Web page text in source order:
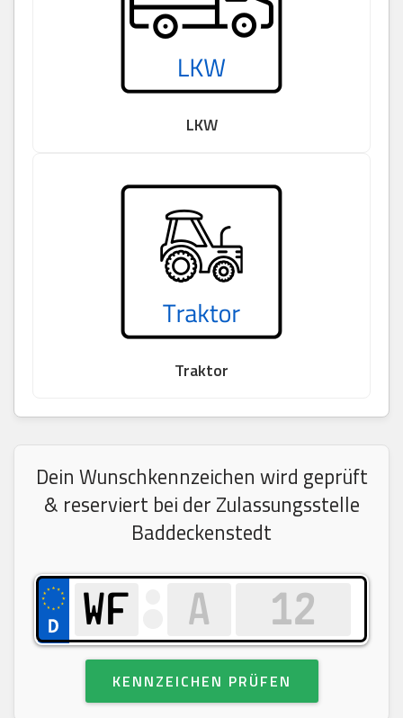
LKW
Traktor
Dein Wunschkennzeichen wird geprüft
& reserviert bei der Zulassungsstelle
Baddeckenstedt
KENNZEICHEN PRÜFEN